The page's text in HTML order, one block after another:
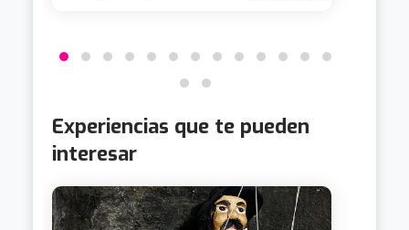
Experiencias que te pueden
interesar